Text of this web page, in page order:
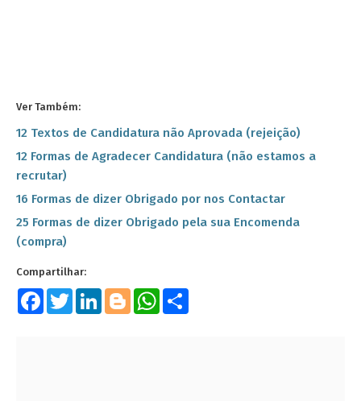
Ver Também:
12 Textos de Candidatura não Aprovada (rejeição)
12 Formas de Agradecer Candidatura (não estamos a
recrutar)
16 Formas de dizer Obrigado por nos Contactar
25 Formas de dizer Obrigado pela sua Encomenda
(compra)
Facebook
TwitterLinkedInBloggerWhatsApp